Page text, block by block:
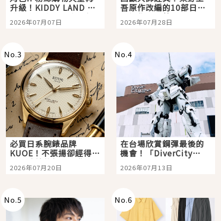
升級！KIDDY LAND 原
宿店吉伊卡哇迎客，新
開幕 OMOKADO 店3分
2026年07月07日
吾原作改編的10部日本
影視作品推薦
2026年07月28日
No.3
必買日系腕錶品牌
KUOE！不張揚卻經得起
時間洗鍊的經典之作五
選
2026年07月20日
No.4
在台場欣賞鋼彈最後的
機會！「DiverCity
Tokyo Plaza」搭船、
購物、美食及夜景，一
2026年07月13日
No.5 No.6